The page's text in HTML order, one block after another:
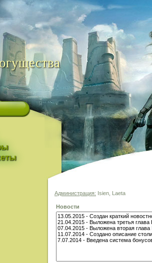
Администрация: Isien, Laeta
Новости